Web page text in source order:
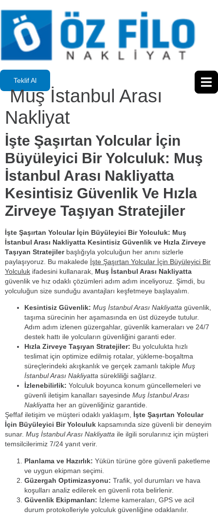
Teklif Al
Muş İstanbul Arası
Nakliyat
İşte Şaşırtan Yolcular İçin
Büyüleyici Bir Yolculuk: Muş
İstanbul Arası Nakliyatta
Kesintisiz Güvenlik Ve Hızla
Zirveye Taşıyan Stratejiler
İşte Şaşırtan Yolcular İçin Büyüleyici Bir Yolculuk: Muş
İstanbul Arası Nakliyatta Kesintisiz Güvenlik ve Hızla Zirveye
Taşıyan Stratejilerbaşlığıyla yolculuğun her anını sizlerle
paylaşıyoruz. Bu makalede İşte Şaşırtan Yolcular İçin Büyüleyici Bir
Yolculuk ifadesini kullanarak, Muş İstanbul Arası Nakliyatta
güvenlik ve hız odaklı çözümleri adım adım inceliyoruz. Şimdi, bu
yolculuğun size sunduğu avantajları keşfetmeye başlayalım.
Kesintisiz Güvenlik: Muş İstanbul Arası Nakliyatta güvenlik,
taşıma sürecinin her aşamasında en üst düzeyde tutulur.
Adım adım izlenen güzergahlar, güvenlik kameraları ve 24/7
destek hattı ile yolcuların güvenliğini garanti eder.
Hızla Zirveye Taşıyan Stratejiler: Bu yolculukta hızlı
teslimat için optimize edilmiş rotalar, yükleme-boşaltma
süreçlerindeki akışkanlık ve gerçek zamanlı takiple Muş
İstanbul Arası Nakliyatta sürekliliği sağlarız.
İzlenebilirlik: Yolculuk boyunca konum güncellemeleri ve
güvenli iletişim kanalları sayesinde Muş İstanbul Arası
Nakliyatta her an güvenliğiniz garantide.
Şeffaf iletişim ve müşteri odaklı yaklaşım, İşte Şaşırtan Yolcular
İçin Büyüleyici Bir Yolculuk kapsamında size güvenli bir deneyim
sunar. Muş İstanbul Arası Nakliyatta ile ilgili sorularınız için müşteri
temsilcilerimiz 7/24 yanıt verir.
Planlama ve Hazırlık: Yükün türüne göre güvenli paketleme
ve uygun ekipman seçimi.
Güzergah Optimizasyonu: Trafik, yol durumları ve hava
koşulları analiz edilerek en güvenli rota belirlenir.
Güvenlik Ekipmanları: İzleme kameraları, GPS ve acil
durum protokolleriyle yolculuk güvenliğine odaklanılır.